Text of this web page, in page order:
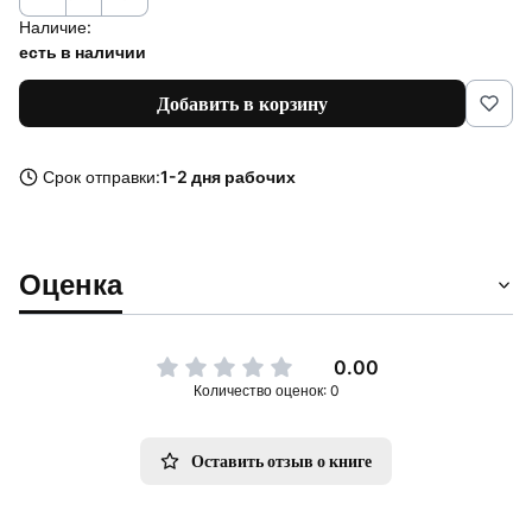
Наличие:
есть в наличии
Добавить в корзину
Срок отправки:1-2 дня рабочих
Оценка
0.00
Количество оценок: 0
Оставить отзыв о книге